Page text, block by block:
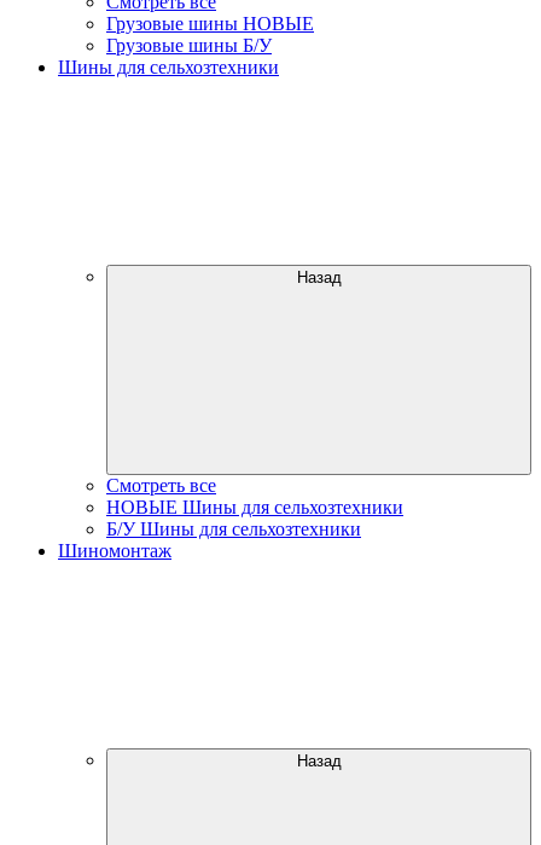
Грузовые шины НОВЫЕ
Грузовые шины Б/У
Шины для сельхозтехники
Назад
Смотреть все
НОВЫЕ Шины для сельхозтехники
Б/У Шины для сельхозтехники
Шиномонтаж
Назад